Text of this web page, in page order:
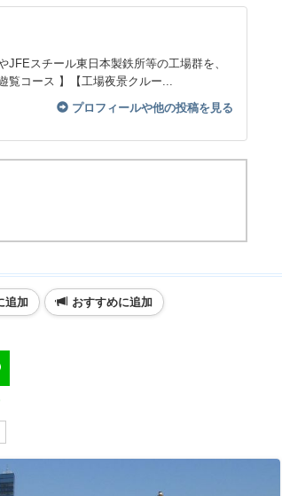
スチール東日本製鉄所等の工場群を、
覧コース 】【工場夜景クルー...
プロフィールや他の投稿を見る
追加 おすすめに追加